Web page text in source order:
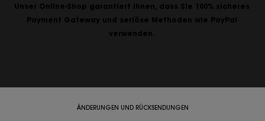
Unser Online-Shop garantiert Ihnen, dass Sie 100% sicheres
Payment Gateway und seriöse Methoden wie PayPal
verwenden.
ÄNDERUNGEN UND RÜCKSENDUNGEN